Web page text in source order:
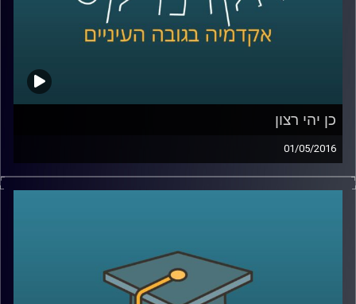
כן יהי רצון
01/05/2016
דוקטור דניאל לוי, פסיכולוג קוגנטיבי, חוקר
שנתחיל להכיר בסתירות הקוגנטיביות שבתוכנו,
ויש לא מעט. סוגיית הרצון החופשי וסוגיית
הענישה הן דוגמאות הממחישות סתירות